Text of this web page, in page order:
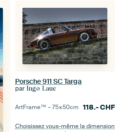
Porsche 911 SC Targa
par Ingo Laue
ArtFrame™ –75×50cm 118.-CHF
Choisissez vous-même la dimension